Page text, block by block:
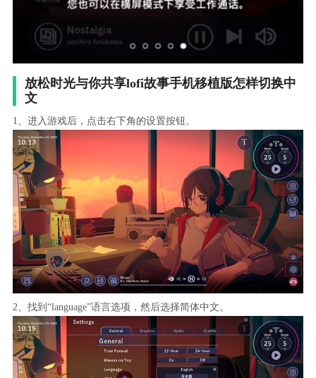
放松时光与你共享lofi故事手机移植版怎样切换中
文
1、进入游戏后，点击右下角的设置按钮。
2、找到“language”语言选项，然后选择简体中文。